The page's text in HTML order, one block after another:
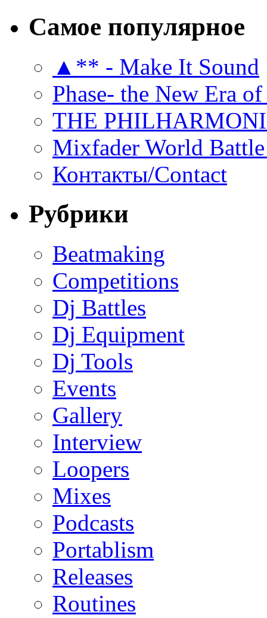
Самое популярное
▲** - Make It Sound
Phase- the New Era
THE
Mixfader World
Контакты/Contact
Рубрики
Beatmaking
Competitions
Dj Battles
Dj Equipment
Dj Tools
Events
Gallery
Interview
Loopers
Mixes
Podcasts
Portablism
Releases
Routines